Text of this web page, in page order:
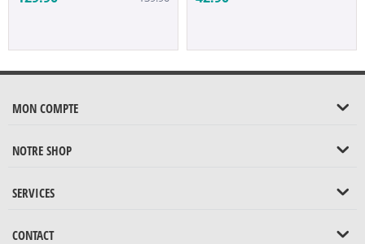
MON COMPTE
NOTRE SHOP
SERVICES
CONTACT